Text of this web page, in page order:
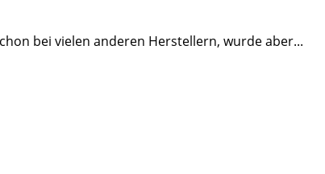
bei vielen anderen Herstellern, wurde aber...